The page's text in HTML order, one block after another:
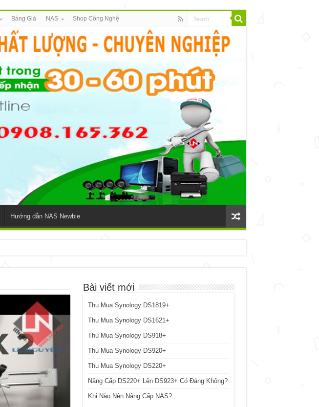
Bảng Giá NAS Shop Công Nghệ
Hướng dẫn NAS Newbie
Bài viết mới
Thu Mua Synology DS1819+
Thu Mua Synology DS1621+
Thu Mua Synology DS918+
Thu Mua Synology DS920+
Thu Mua Synology DS220+
Nâng Cấp DS220+ Lên DS923+ Có Đáng Không?
Khi Nào Nên Nâng Cấp NAS?